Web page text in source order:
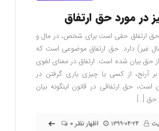
در مورد حق ارتفاق
ارتفاق حقی است برای شخص، در مال و
غیر) دارد. حق ارتفاق موضوعی است که
حق بیان شده است. ارتفاق در معنای لغوی
آرنج، از کسی یا چیزی یاری گرفتن در
است، حق ارتفاقی در قانون اینگونه بیان
حق […]
۱۳۹۹-۰۴-۲۴ ۰ اظهار نظر